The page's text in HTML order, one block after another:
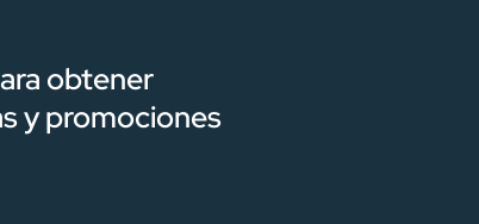
obtener
y promociones